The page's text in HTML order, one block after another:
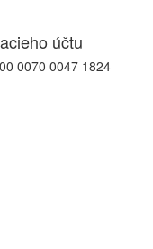
účtu
0070 0047 1824